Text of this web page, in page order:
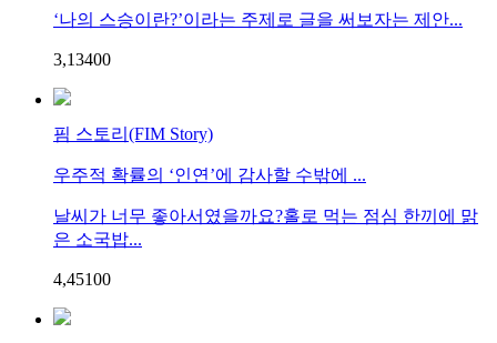
‘나의 스승이란?’이라는 주제로 글을 써보자는 제안...
3,13400
핌 스토리(FIM Story)
우주적 확률의 ‘인연’에 감사할 수밖에 ...
날씨가 너무 좋아서였을까요?홀로 먹는 점심 한끼에 맑
은 소국밥...
4,45100